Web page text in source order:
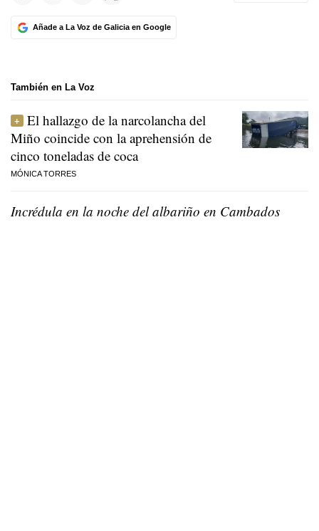
Añade a La Voz de Galicia en Google
También en La Voz
El hallazgo de la narcolancha del
Miño coincide con la aprehensión de
cinco toneladas de coca
MÓNICA TORRES
Incrédula en la noche del albariño en Cambados